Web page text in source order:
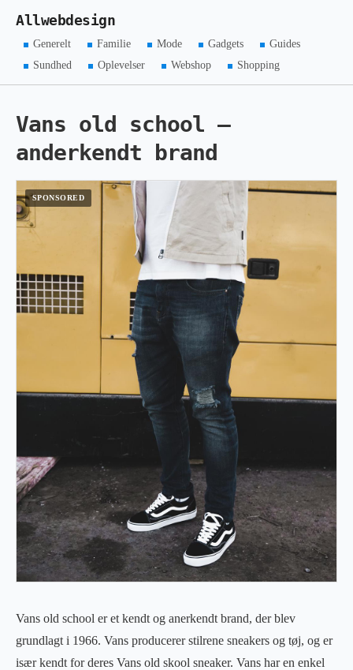
Allwebdesign
Generelt Familie Mode Gadgets
Guides
Sundhed
Oplevelser Webshop Shopping
Vans old school –
anderkendt brand
Vans old school er et kendt og anerkendt brand, der blev
grundlagt i 1966. Vans producerer stilrene sneakers og tøj, og er
især kendt for deres Vans old skool sneaker. Vans har en enkel